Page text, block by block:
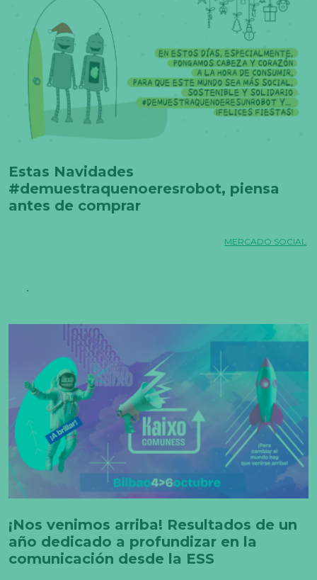
Estas Navidades
#demuestraquenoeresrobot, piensa
antes de comprar
MERCADO SOCIAL
¡Nos venimos arriba! Resultados de un
año dedicado a profundizar en la
comunicación desde la ESS